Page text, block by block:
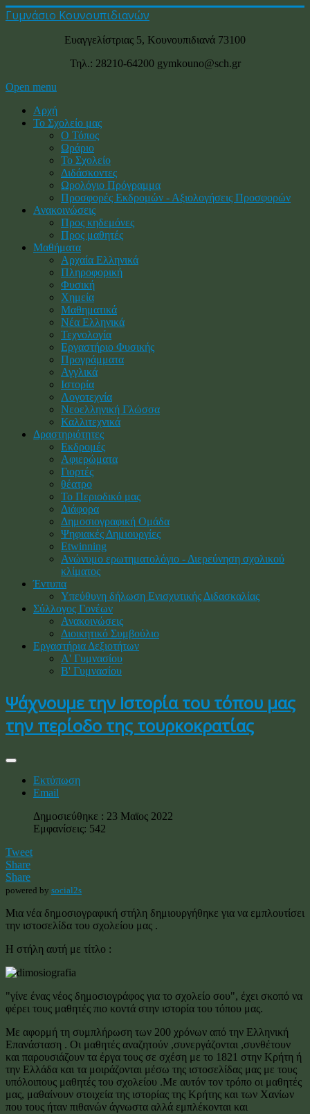
Γυμνάσιο Κουνουπιδιανών
Ευαγγελίστριας 5, Κουνουπιδιανά 73100
Τηλ.: 28210-64200 gymkouno@sch.gr
Open menu
Αρχή
Το Σχολείο μας
Ο Τόπος
Ωράριο
Το Σχολείο
Διδάσκοντες
Ωρολόγιο Πρόγραμμα
Προσφορές Εκδρομών - Αξιολογήσεις Προσφορών
Ανακοινώσεις
Προς κηδεμόνες
Προς μαθητές
Μαθήματα
Αρχαία Ελληνικά
Πληροφορική
Φυσική
Χημεία
Μαθηματικά
Νέα Ελληνικά
Τεχνολογία
Εργαστήριο Φυσικής
Προγράμματα
Αγγλικά
Ιστορία
Λογοτεχνία
Νεοελληνική Γλώσσα
Καλλιτεχνικά
Δραστηριότητες
Εκδρομές
Αφιερώματα
Γιορτές
θέατρο
Το Περιοδικό μας
Διάφορα
Δημοσιογραφική Ομάδα
Ψηφιακές Δημιουργίες
Etwinning
Ανώνυμο ερωτηματολόγιο - Διερεύνηση σχολικού
κλίματος
Έντυπα
Υπεύθυνη δήλωση Ενισχυτικής Διδασκαλίας
Σύλλογος Γονέων
Ανακοινώσεις
Διοικητικό Συμβούλιο
Εργαστήρια Δεξιοτήτων
Α' Γυμνασίου
Β' Γυμνασίου
Ψάχνουμε την Ιστορία του τόπου μας
την περίοδο της τουρκοκρατίας
Εκτύπωση
Email
Δημοσιεύθηκε : 23 Μαϊος 2022
Εμφανίσεις: 542
Tweet
Share
Share
powered by social2s
Μια νέα δημοσιογραφική στήλη δημιουργήθηκε για να εμπλουτίσει
την ιστοσελίδα του σχολείου μας .
Η στήλη αυτή με τίτλο :
"γίνε ένας νέος δημοσιογράφος για το σχολείο σου", έχει σκοπό να
φέρει τους μαθητές πιο κοντά στην ιστορία του τόπου μας.
Mε αφορμή τη συμπλήρωση των 200 χρόνων από την Ελληνική
Επανάσταση . Οι μαθητές αναζητούν ,συνεργάζονται ,συνθέτουν
και παρουσιάζουν τα έργα τους σε σχέση με το 1821 στην Κρήτη ή
την Ελλάδα και τα μοιράζονται μέσω της ιστοσελίδας μας με τους
υπόλοιπους μαθητές του σχολείου .Με αυτόν τον τρόπο οι μαθητές
μας, μαθαίνουν στοιχεία της ιστορίας της Κρήτης και των Χανίων
που τους ήταν πιθανών άγνωστα αλλά εμπλέκονται και